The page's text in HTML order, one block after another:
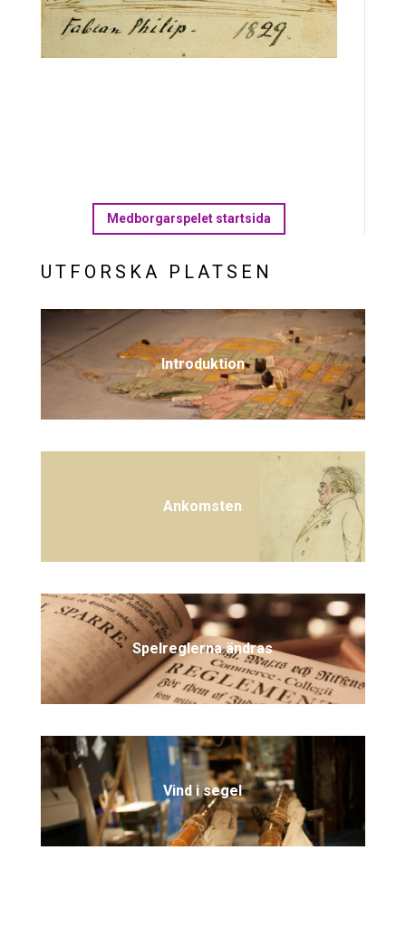
Medborgarspelet startsida
UTFORSKA PLATSEN
Introduktion
Ankomsten
Spelreglerna ändras
Vind i segel